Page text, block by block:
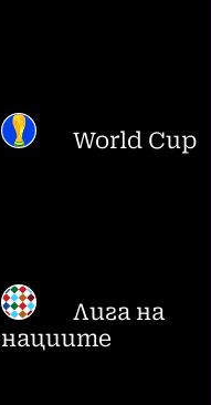
World Cup
Лига на
нациите